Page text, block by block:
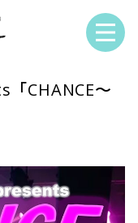
CHANCE～